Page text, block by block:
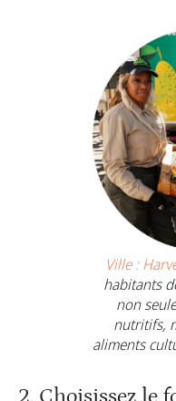
Ville :
habitants
non
nutritifs,
aliments
2. Choisissez le